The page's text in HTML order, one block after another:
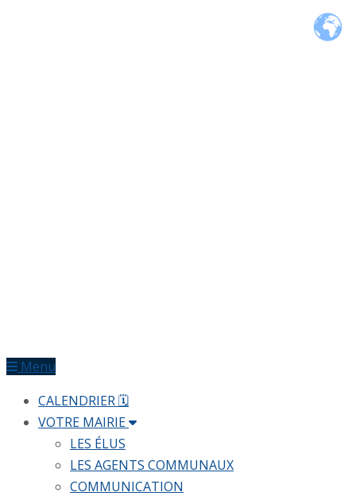
Menu
CALENDRIER 🗓
VOTRE MAIRIE
LES ÉLUS
LES AGENTS COMMUNAUX
COMMUNICATION